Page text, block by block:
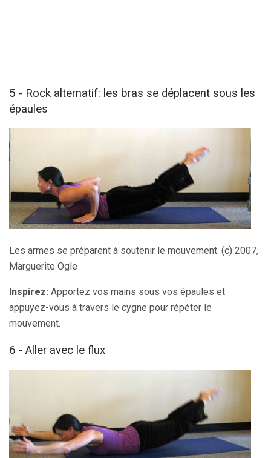
5 - Rock alternatif: les bras se déplacent sous les
épaules
Les armes se préparent à soutenir le mouvement. (c) 2007,
Marguerite Ogle
Inspirez: Apportez vos mains sous vos épaules et
appuyez-vous à travers le cygne pour répéter le
mouvement.
6 - Aller avec le flux